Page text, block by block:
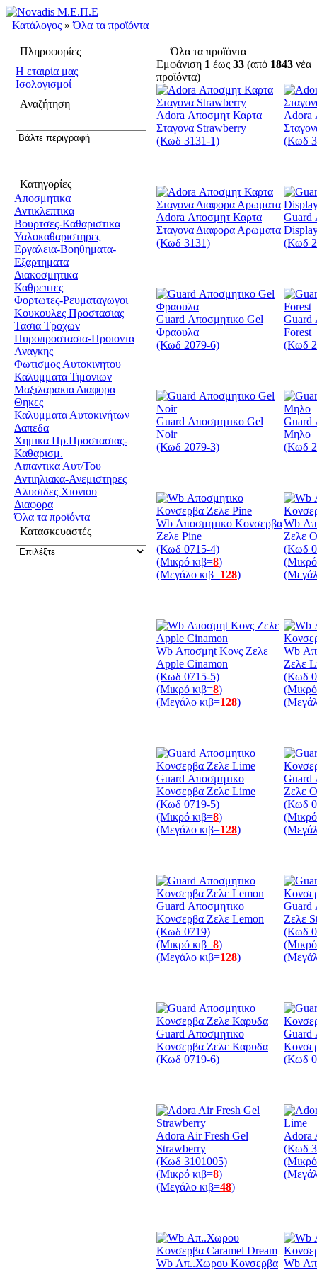
Κατάλογος »Όλα τα προϊόντα
Πληροφορίες
H εταιρία μας
Ισολογισμοί
Αναζήτηση
Κατηγορίες
Αποσμητικα
Αντικλεπτικα
Βουρτσες-Καθαριστικα
Υαλοκαθαριστηρες
Εργαλεια-Βοηθηματα-
Εξαρτηματα
Διακοσμητικα
Καθρεπτες
Φορτωτες-Ρευματαγωγοι
Κουκουλες Προστασιας
Τασια Τροχων
Πυροπροστασια-Προιοντα
Αναγκης
Φωτισμος Αυτοκινητου
Καλυμματα Τιμονιων
Μαξιλαρακια Διαφορα
Θηκες
Καλυμματα Αυτοκινήτων
Δαπεδα
Χημικα Πρ.Προστασιας-
Καθαρισμ.
Λιπαντικα Αυτ/Του
Αντιηλιακα-Ανεμιστηρες
Αλυσιδες Χιονιου
Διαφορα
Όλα τα προϊόντα
Κατασκευαστές
Όλα τα προϊόντα
Εμφάνιση 1 έως 33 (από 1843 νέα
προϊόντα)
Adora Αποσμητ Καρτα
Σταγονα Strawberry
(Κωδ 3131-1)
Adora
(Κωδ
Adora Αποσμητ Καρτα
Σταγονα Διαφορα Αρωματα
(Κωδ 3131)
Guard
(Κωδ
Guard Αποσμητικο Gel
Φραουλα
(Κωδ 2079-6)
Guard
Forest
(Κωδ
Guard Αποσμητικο Gel
Noir
(Κωδ 2079-3)
Guard
Μηλο
(Κωδ
Wb Αποσμητικο Κονσερβα
Ζελε Pine
(Κωδ 0715-4)
(Μικρό κιβ=8)
(Μεγάλο κιβ=128)
Wb
Ζελε
(Κωδ
Wb Αποσμηt Κονς Ζελε
Apple Cinamon
(Κωδ 0715-5)
(Μικρό κιβ=8)
(Μεγάλο κιβ=128)
Wb
Ζελε
(Κωδ
Guard Αποσμητικο
Κονσερβα Ζελε Lime
(Κωδ 0719-5)
(Μικρό κιβ=8)
(Μεγάλο κιβ=128)
Guard
Ζελε
(Κωδ
Guard Αποσμητικο
Κονσερβα Ζελε Lemon
(Κωδ 0719)
(Μικρό κιβ=8)
(Μεγάλο κιβ=128)
Guard
Ζελε
(Κωδ
Guard Αποσμητικο
Κονσερβα Ζελε Καρυδα
(Κωδ 0719-6)
Guard
(Κωδ
Adora Air Fresh Gel
Strawberry
(Κωδ 3101005)
(Μικρό κιβ=8)
(Μεγάλο κιβ=48)
Adora
(Κωδ
Wb Απ..Χωρου Κονσερβα Wb